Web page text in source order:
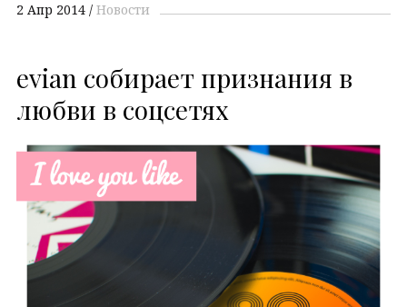
2 Апр 2014 Новости
evian собирает признания в
любви в соцсетях